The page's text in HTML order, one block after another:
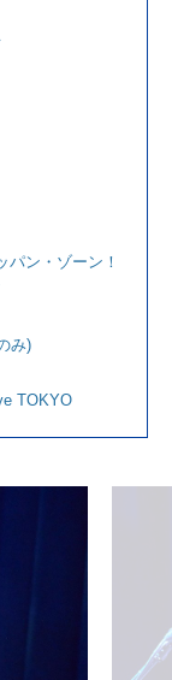
パン・ゾーン！
み)
TOKYO